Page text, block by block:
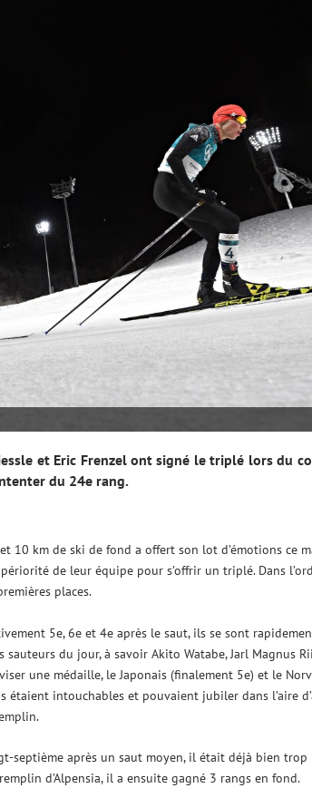
et Eric Frenzel ont signé le triplé lors du
du 24e rang.
10 km de ski de fond a offert son lot d’émotions ce
de leur équipe pour s’offrir un triplé. Dans
places.
5e, 6e et 4e après le saut, ils se sont
du jour, à savoir Akito Watabe, Jarl Magnus
une médaille, le Japonais (finalement 5e) et le
étaient intouchables et pouvaient jubiler dans l’aire
septième après un saut moyen, il était déjà bien trop
d’Alpensia, il a ensuite gagné 3 rangs en fond.